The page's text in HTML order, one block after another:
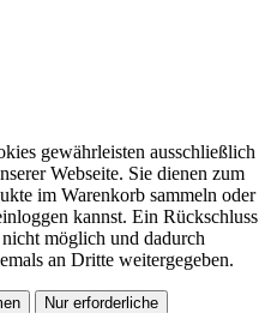
gewährleisten ausschließlich
Webseite. Sie dienen zum
im Warenkorb sammeln oder
kannst. Ein Rückschluss
möglich und dadurch
an Dritte weitergegeben.
Nur erforderliche